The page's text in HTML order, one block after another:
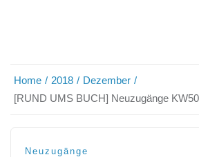
Home 2018
Dezember
[RUND UMS BUCH] Neuzugänge KW50
Neuzugänge